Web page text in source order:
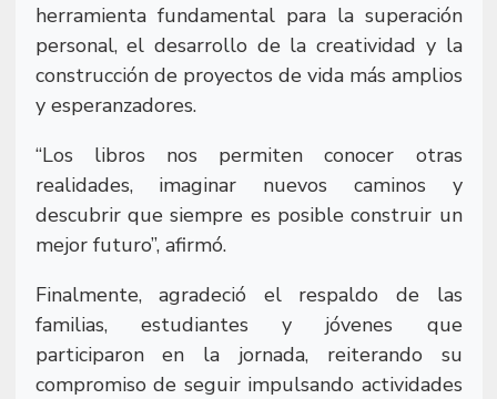
herramienta fundamental para la superación
personal, el desarrollo de la creatividad y la
construcción de proyectos de vida más amplios
y esperanzadores.
“Los libros nos permiten conocer otras
realidades, imaginar nuevos caminos y
descubrir que siempre es posible construir un
mejor futuro”, afirmó.
Finalmente, agradeció el respaldo de las
familias, estudiantes y jóvenes que
participaron en la jornada, reiterando su
compromiso de seguir impulsando actividades